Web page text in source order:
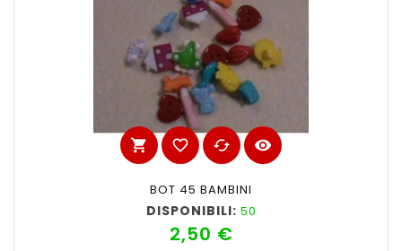
shopping_cart favorite_border cached visibility
BOT 45 BAMBINI
DISPONIBILI: 50
2,50 €Prezzo